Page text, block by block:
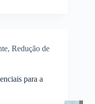
, Redução de
para a